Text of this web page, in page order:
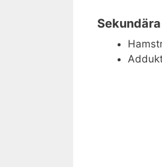
Sekundära